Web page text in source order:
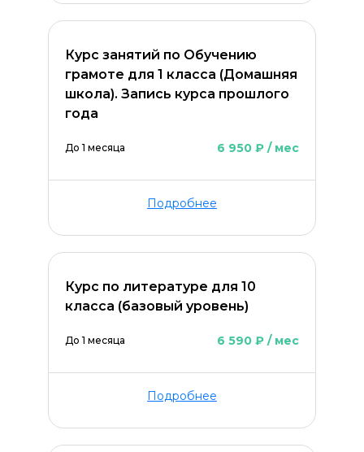
Курс занятий по Обучению
грамоте для 1 класса (Домашняя
школа). Запись курса прошлого
года
До 1 месяца 6 950 ₽ / мес
Подробнее
Курс по литературе для 10
класса (базовый уровень)
До 1 месяца 6 590 ₽ / мес
Подробнее